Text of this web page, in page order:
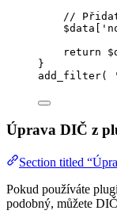
// Přidat
$data
'
return
}
add_filter( '
Úprava DIČ z
Section titled
Pokud používáte
podobný, můžete